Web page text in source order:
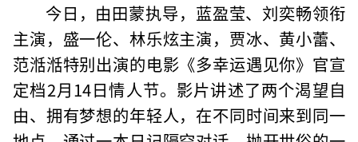
今日，由田蒙执导，蓝盈莹、刘奕畅领衔
主演，盛一伦、林乐炫主演，贾冰、黄小蕾、
范湉湉特别出演的电影《多幸运遇见你》官宣
定档2月14日情人节。影片讲述了两个渴望自
由、拥有梦想的年轻人，在不同时间来到同一